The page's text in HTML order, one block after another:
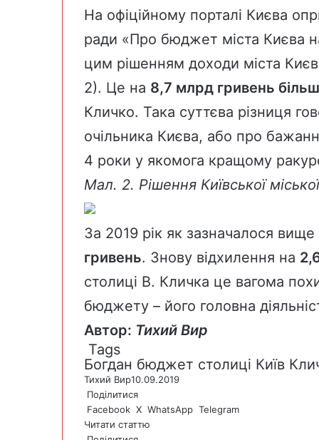
На офіційному порталі Києва
ради «Про бюджет міста Києва
цим рішенням доходи міста
2). Це на 8,7 млрд гривень
Кличко. Така суттєва різниця
очільника Києва, або про
4 роки у якомога кращому
Мал. 2. Рішення Київської
За 2019 рік як зазначалося
гривень. Знову відхилення на
столиці В. Кличка це вагома
бюджету – його головна
Автор: Тихий Вир
Tags
Богдан бюджет столиці Київ
Тихий Вир10.09.2019
Поділитися
Facebook X WhatsApp Telegram
Читати статтю